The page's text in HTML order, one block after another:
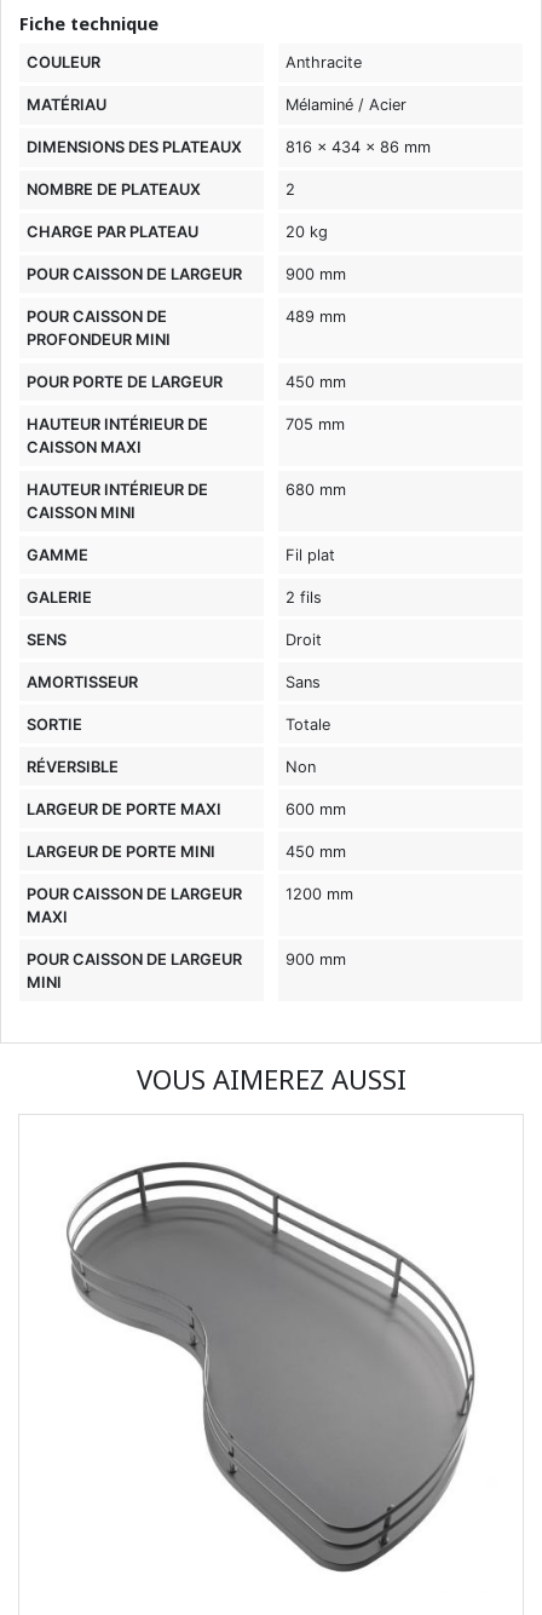
Fiche technique
COULEUR Anthracite
MATÉRIAU Mélaminé / Acier
DIMENSIONS DES PLATEAUX 816 x 434 x 86 mm
NOMBRE DE PLATEAUX 2
CHARGE PAR PLATEAU 20 kg
POUR CAISSON DE LARGEUR 900 mm
POUR CAISSON DE
PROFONDEUR MINI
489 mm
POUR PORTE DE LARGEUR 450 mm
HAUTEUR INTÉRIEUR DE
CAISSON MAXI
705 mm
HAUTEUR INTÉRIEUR DE
CAISSON MINI
680 mm
GAMME Fil plat
GALERIE 2 fils
SENS Droit
AMORTISSEUR Sans
SORTIE Totale
RÉVERSIBLE Non
LARGEUR DE PORTE MAXI 600 mm
LARGEUR DE PORTE MINI 450 mm
POUR CAISSON DE LARGEUR
MAXI
1200 mm
POUR CAISSON DE LARGEUR
MINI
900 mm
VOUS AIMEREZ AUSSI